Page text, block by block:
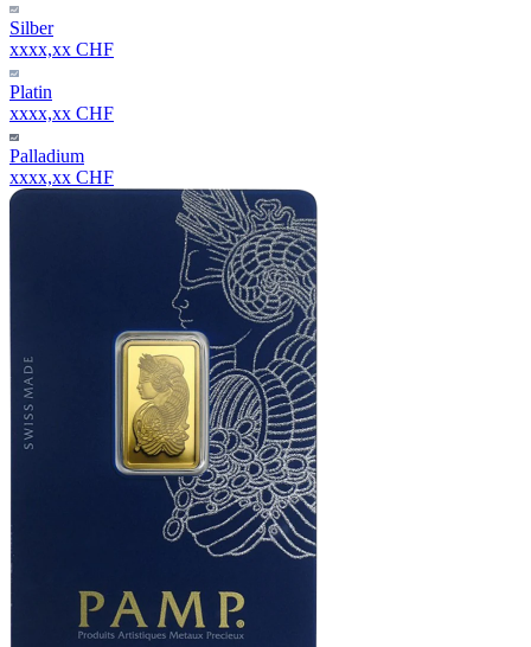
Silber
xxxx,xx CHF
Platin
xxxx,xx CHF
Palladium
xxxx,xx CHF